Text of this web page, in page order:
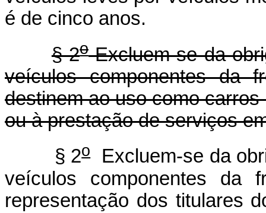
é de cinco anos.
§ 2oExcluem-se da
veículos componentes da
destinem ao uso como
ou à prestação de serviços
§ 2oExcluem-se da
veículos componentes da
representação dos titulares